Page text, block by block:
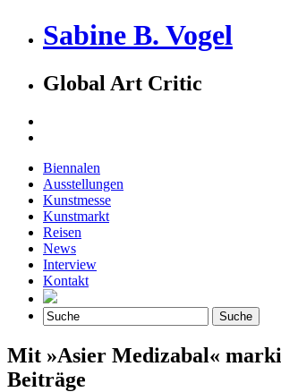
Sabine B. Vogel
Global Art Critic
Biennalen
Ausstellungen
Kunstmesse
Kunstmarkt
Reisen
News
Interview
Kontakt
Mit »Asier Medizabal«
Beiträge